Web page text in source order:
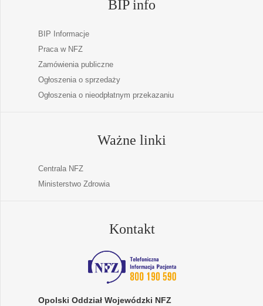
BIP info
BIP Informacje
Praca w NFZ
Zamówienia publiczne
Ogłoszenia o sprzedaży
Ogłoszenia o nieodpłatnym przekazaniu
Ważne linki
Centrala NFZ
Ministerstwo Zdrowia
Kontakt
Opolski Oddział Wojewódzki NFZ